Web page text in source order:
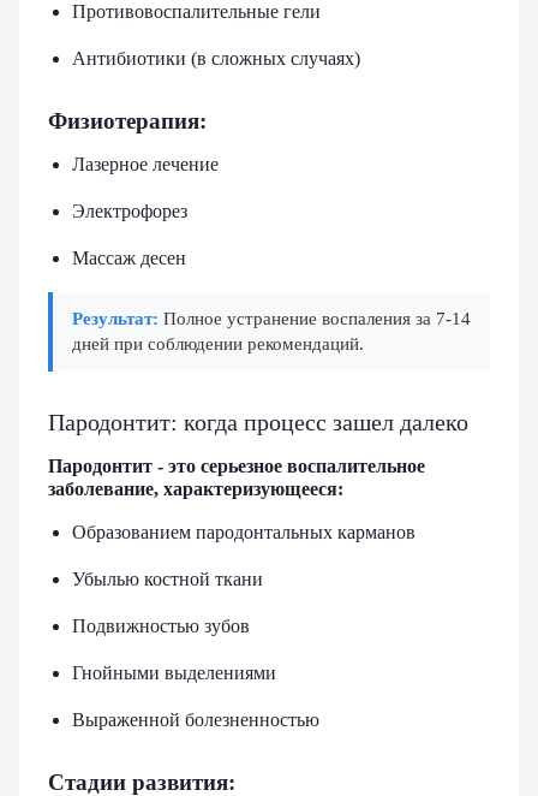
Противовоспалительные гели
Антибиотики (в сложных случаях)
Физиотерапия:
Лазерное лечение
Электрофорез
Массаж десен
Результат: Полное устранение воспаления за 7-14
дней при соблюдении рекомендаций.
Пародонтит: когда процесс зашел далеко
Пародонтит - это серьезное воспалительное
заболевание, характеризующееся:
Образованием пародонтальных карманов
Убылью костной ткани
Подвижностью зубов
Гнойными выделениями
Выраженной болезненностью
Стадии развития: